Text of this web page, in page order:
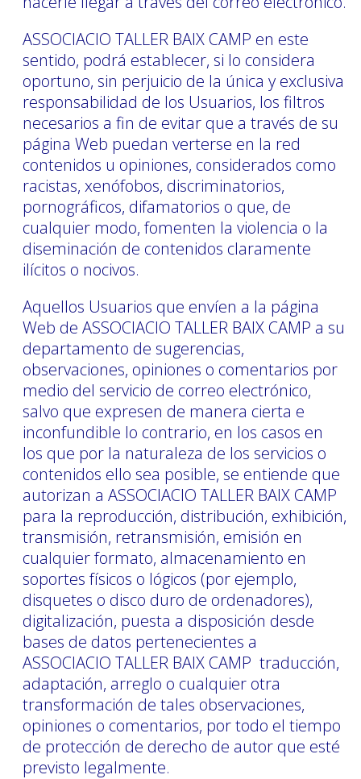
ASSOCIACIO TALLER BAIX CAMP en este
sentido, podrá establecer, si lo considera
oportuno, sin perjuicio de la única y exclusiva
responsabilidad de los Usuarios, los filtros
necesarios a fin de evitar que a través de su
página Web puedan verterse en la red
contenidos u opiniones, considerados como
racistas, xenófobos, discriminatorios,
pornográficos, difamatorios o que, de
cualquier modo, fomenten la violencia o la
diseminación de contenidos claramente
ilícitos o nocivos.
Aquellos Usuarios que envíen a la página
Web de ASSOCIACIO TALLER BAIX CAMP a su
departamento de sugerencias,
observaciones, opiniones o comentarios por
medio del servicio de correo electrónico,
salvo que expresen de manera cierta e
inconfundible lo contrario, en los casos en
los que por la naturaleza de los servicios o
contenidos ello sea posible, se entiende que
autorizan a ASSOCIACIO TALLER BAIX CAMP
para la reproducción, distribución, exhibición,
transmisión, retransmisión, emisión en
cualquier formato, almacenamiento en
soportes físicos o lógicos (por ejemplo,
disquetes o disco duro de ordenadores),
digitalización, puesta a disposición desde
bases de datos pertenecientes a
ASSOCIACIO TALLER BAIX CAMP traducción,
adaptación, arreglo o cualquier otra
transformación de tales observaciones,
opiniones o comentarios, por todo el tiempo
de protección de derecho de autor que esté
previsto legalmente.